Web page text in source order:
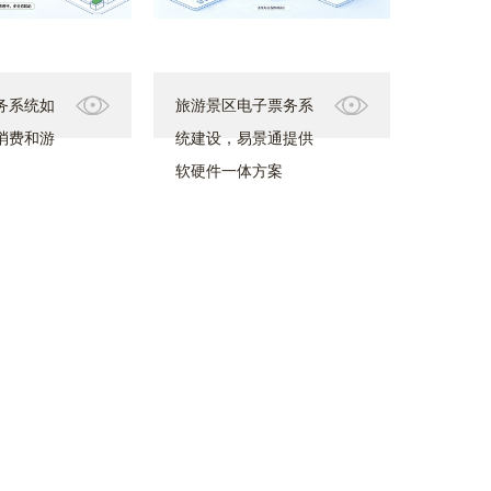
系统如
费和游
旅游景区电子票务系
统建设，易景通提供
软硬件一体方案